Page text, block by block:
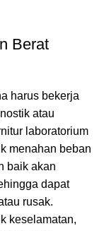
Berat
harus bekerja
atau
laboratorium
menahan beban
baik akan
dapat
rusak.
keselamatan,